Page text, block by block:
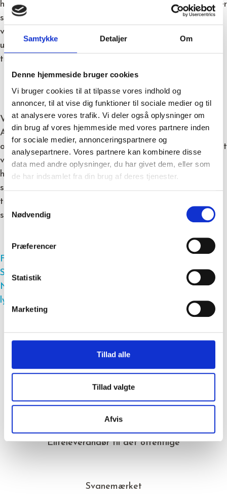
Samtykke Detaljer Om
Denne hjemmeside bruger cookies
Vi bruger cookies til at tilpasse vores indhold og
annoncer, til at vise dig funktioner til sociale medier og til
at analysere vores trafik. Vi deler også oplysninger om
din brug af vores hjemmeside med vores partnere inden
for sociale medier, annonceringspartnere og
analysepartnere. Vores partnere kan kombinere disse
data med andre oplysninger, du har givet dem, eller som
de har indsamlet fra din brug af deres tjenester.
Nødvendig
Præferencer
Statistik
Marketing
Tillad alle
Tillad valgte
Afvis
hvor det er sjovt, socialt og udviklende. Det synes vi er
så fint, så det er med stor glæde, at vi forlænger
vores sponsorat, som nu bliver brugt på t-shirts til de
unge og professionelt træningstøj til trænerne mens
træningslejr må vente til efter Corona.
Vi har også valgt at forlænge vores sponsorat med
AGF Atletik, som har været så søde at lave en lille
opstilling i deres nye sponsor-tøj. Selvom det har været
vanskeligere for dem at træne i disse corona-tider, så
har løberne trænet flittigt og har også været til nogle
stævner, hvor de bl.a. kunne lufte det nye sponsor-
tøj. Vi vil ønske alle de unge mennesker et rigtig godt
sports-år i 2021.
Forrige
Sønderborg-aftale
Næste
Kongsvang nytænker årets store juletræsfest i
lyset af Covid-19
Opfylder Servicenormen
AAA kreditvurdering
Eliteleverandør til det offentlige
Svanemærket